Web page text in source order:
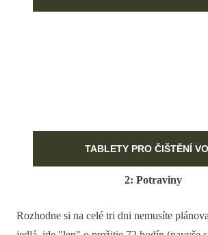
TABLETY PRO ČIŠTĚNÍ
2: Potraviny
Rozhodne si na celé tri dni nemusíte